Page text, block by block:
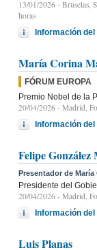
13/01/2026 - Bruselas,
horas
Información
María Corina
FÓRUM EUROPA
Premio Nobel de la
20/04/2026 - Madrid,
Información
Felipe González
Presentador de
Presidente del
20/04/2026 - Madrid,
Información
Luis Planas